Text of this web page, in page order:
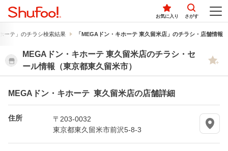
お気に入り さがす
ーテ」のチラシ検索結果 「MEGAドン・キホーテ 東久留米店」のチラシ・店舗情報
MEGAドン・キホーテ 東久留米店のチラシ・セ
ール情報（東京都東久留米市）
MEGAドン・キホーテ 東久留米店の店舗詳細
住所
〒203-0032
東京都東久留米市前沢5-8-3